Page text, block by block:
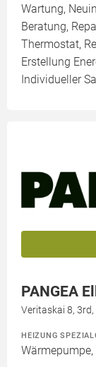
Wartung,
Beratung,
Thermostat,
Erstellung
Individueller
PANGEA
Veritaskai 8,
HEIZUNG